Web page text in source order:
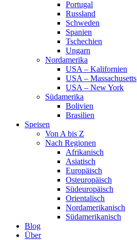
Portugal
Russland
Schweden
Spanien
Tschechien
Ungarn
Nordamerika
USA – Kalifornien
USA – Massachusetts
USA – New York
Südamerika
Bolivien
Brasilien
Speisen
Von A bis Z
Nach Regionen
Afrikanisch
Asiatisch
Europäisch
Osteuropäisch
Südeuropäisch
Orientalisch
Nordamerikanisch
Südamerikanisch
Blog
Über